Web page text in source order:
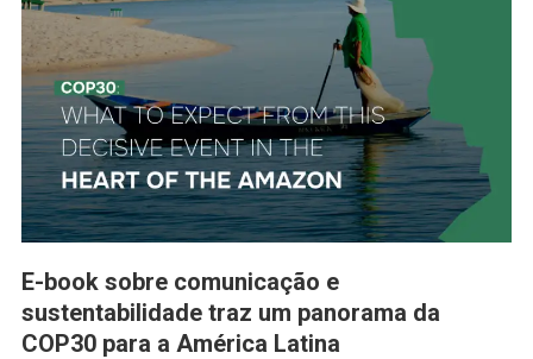
E-book sobre comunicação e
sustentabilidade traz um panorama da
COP30 para a América Latina